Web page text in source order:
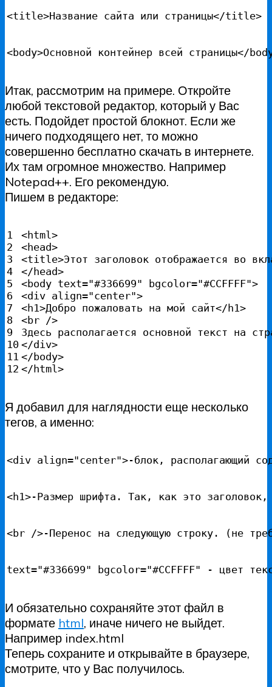
<title>Название сайта или страницы</title>
<body>Основной контейнер всей страницы</
Итак, рассмотрим на примере. Откройте
любой текстовой редактор, который у Вас
есть. Подойдет простой блокнот. Если же
ничего подходящего нет, то можно
совершенно бесплатно скачать в интернете.
Их там огромное множество. Например
Notepad++. Его рекомендую.
Пишем в редакторе:
1
2
3
4
5
6
7
8
9
10
11
<html>
<head>
<title>Этот заголовок отображается во
</head>
<body text="#336699" bgcolor="#CCFFFF">
<div align="center">
<h1>Добро пожаловать на мой сайт</h1>
<br />
Здесь располагается основной текст на
</div>
</body>
</html>
Я добавил для наглядности еще несколько
тегов, а именно:
<div align="center">-блок, располагающий
<h1>-Размер шрифта. Так, как это
<br />-Перенос на следующую строку. (не
text="#336699" bgcolor="#CCFFFF" - цвет
И обязательно сохраняйте этот файл в
формате html, иначе ничего не выйдет.
Например index.html
Теперь сохраните и открывайте в браузере,
смотрите, что у Вас получилось.